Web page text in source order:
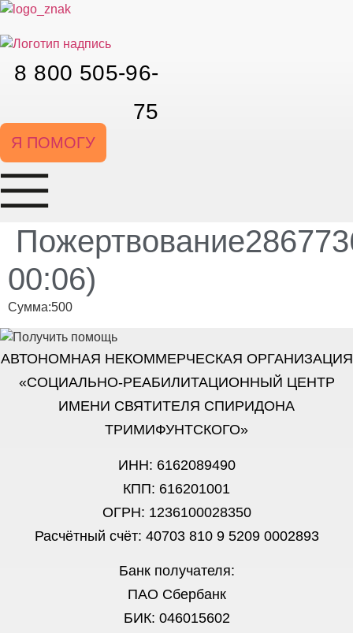
Перейти
содержимому
8 800 505-96-
75
Я ПОМОГУ
00:06)
Сумма:500
АВТОНОМНАЯ НЕКОММЕРЧЕСКАЯ ОРГАНИЗАЦИЯ
«СОЦИАЛЬНО-РЕАБИЛИТАЦИОННЫЙ ЦЕНТР
ИМЕНИ СВЯТИТЕЛЯ СПИРИДОНА
ТРИМИФУНТСКОГО»
ИНН: 6162089490
КПП: 616201001
ОГРН: 1236100028350
Расчётный счёт: 40703 810 9 5209 0002893
Банк получателя:
ПАО Сбербанк
БИК: 046015602